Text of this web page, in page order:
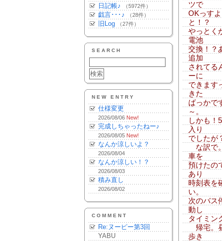
日記帳♪ （5972件）
戯言･･･♪ （28件）
旧Log （27件）
SEARCH
NEW ENTRY
仕様変更
2026/08/06 New!
完成しちゃったねー♪
2026/08/05 New!
なんか涼しいよ？
2026/08/04
なんか涼しい！？
2026/08/03
積み直し
2026/08/02
COMMENT
Re:ヌーピー第3回
YABU
ツで
OKっす
と！？
やっとく
電池
交換！？
追加
されてる
ーに
できます
きた
ばっかで
～。
しかも！
入り
でしたが
な訳で
車を
預けたの
あり
時刻表を
い。
次のバス
動し
タイミン
帰宅。
歩き